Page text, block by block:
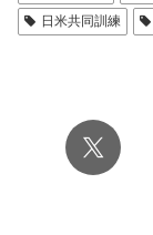
日米共同訓練